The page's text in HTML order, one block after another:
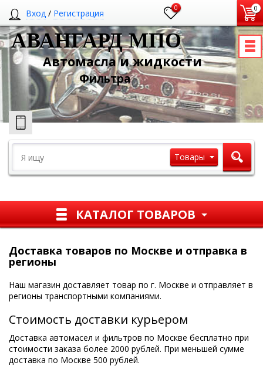
Вход / Регистрация 0 0
АВАНГАРД МПО
Автомасла и жидкости
Фильтра
Товары
КАТАЛОГ ТОВАРОВ
Доставка товаров по Москве и отправка в
регионы
Наш магазин доставляет товар по г. Москве и отправляет в
регионы транспортными компаниями.
Стоимость доставки курьером
Доставка автомасел и фильтров по Москве бесплатно при
стоимости заказа более 2000 рублей. При меньшей сумме
доставка по Москве 500 рублей.